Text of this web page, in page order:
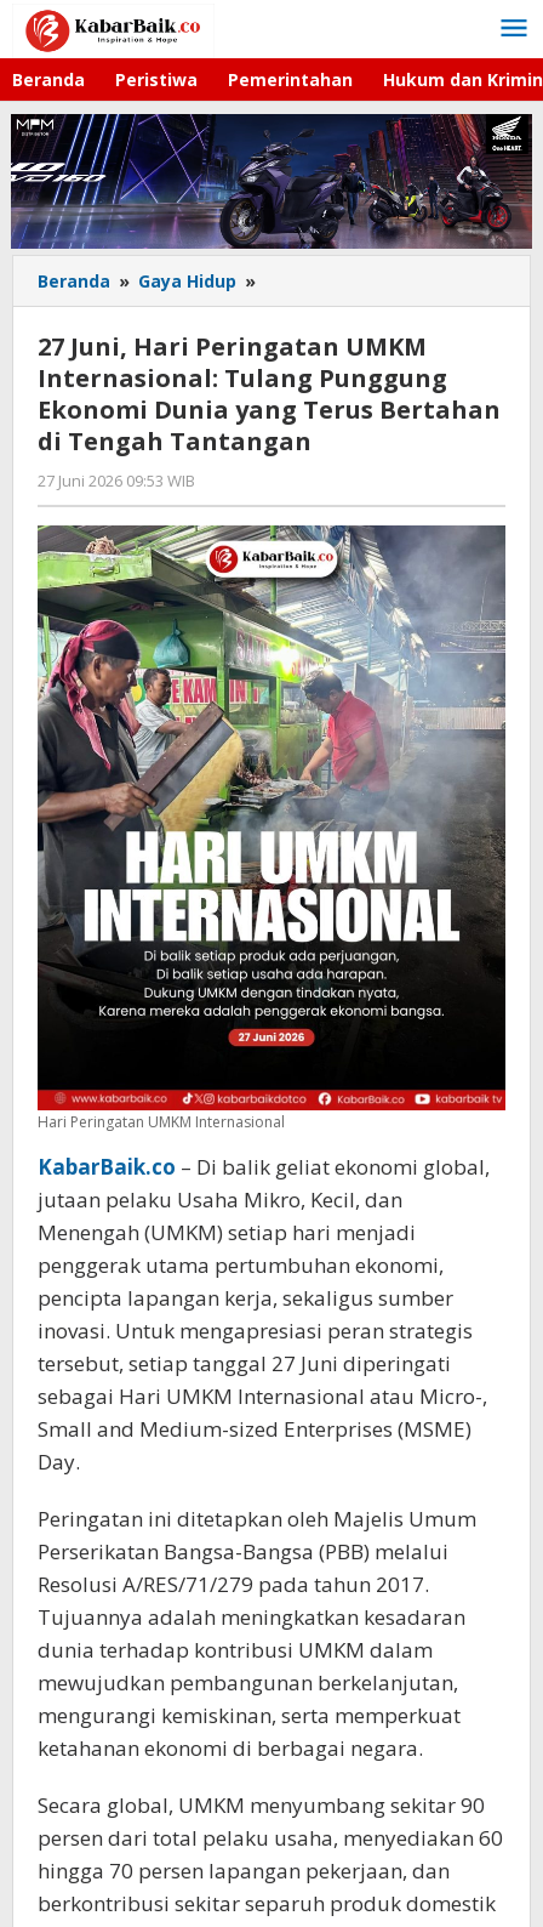
Lewati
konten
Beranda Peristiwa Pemerintahan Hukum dan
Beranda » Gaya Hidup »
Juni,
Peringatan
UMKM
Internasional:
Tulang
Punggung
Dunia
yang
Terus
Bertahan
di
Tengah
Tantangan
27 Juni, Hari Peringatan UMKM
Internasional: Tulang Punggung
Ekonomi Dunia yang Terus Bertahan
di Tengah Tantangan
27 Juni 2026 09:53 WIB
Imam
WD
Hari Peringatan UMKM Internasional
KabarBaik.co – Di balik geliat ekonomi global,
jutaan pelaku Usaha Mikro, Kecil, dan
Menengah (UMKM) setiap hari menjadi
penggerak utama pertumbuhan ekonomi,
pencipta lapangan kerja, sekaligus sumber
inovasi. Untuk mengapresiasi peran strategis
tersebut, setiap tanggal 27 Juni diperingati
sebagai Hari UMKM Internasional atau Micro-,
Small and Medium-sized Enterprises (MSME)
Day.
Peringatan ini ditetapkan oleh Majelis Umum
Perserikatan Bangsa-Bangsa (PBB) melalui
Resolusi A/RES/71/279 pada tahun 2017.
Tujuannya adalah meningkatkan kesadaran
dunia terhadap kontribusi UMKM dalam
mewujudkan pembangunan berkelanjutan,
mengurangi kemiskinan, serta memperkuat
ketahanan ekonomi di berbagai negara.
Secara global, UMKM menyumbang sekitar 90
persen dari total pelaku usaha, menyediakan 60
hingga 70 persen lapangan pekerjaan, dan
berkontribusi sekitar separuh produk domestik